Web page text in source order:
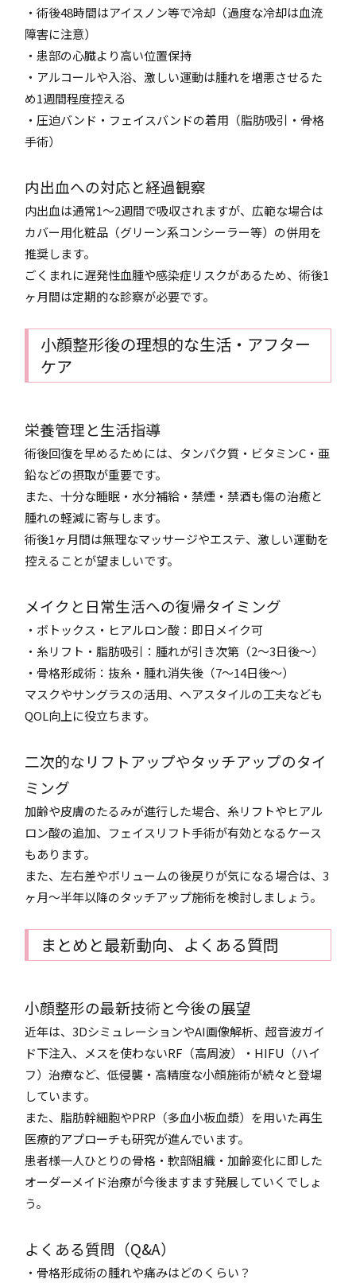
・術後48時間はアイスノン等で冷却（過度な冷却は血流
障害に注意）
・患部の心臓より高い位置保持
・アルコールや入浴、激しい運動は腫れを増悪させるた
め1週間程度控える
・圧迫バンド・フェイスバンドの着用（脂肪吸引・骨格
手術）
内出血への対応と経過観察
内出血は通常1〜2週間で吸収されますが、広範な場合は
カバー用化粧品（グリーン系コンシーラー等）の併用を
推奨します。
ごくまれに遅発性血腫や感染症リスクがあるため、術後1
ヶ月間は定期的な診察が必要です。
小顔整形後の理想的な生活・アフター
ケア
栄養管理と生活指導
術後回復を早めるためには、タンパク質・ビタミンC・亜
鉛などの摂取が重要です。
また、十分な睡眠・水分補給・禁煙・禁酒も傷の治癒と
腫れの軽減に寄与します。
術後1ヶ月間は無理なマッサージやエステ、激しい運動を
控えることが望ましいです。
メイクと日常生活への復帰タイミング
・ボトックス・ヒアルロン酸：即日メイク可
・糸リフト・脂肪吸引：腫れが引き次第（2〜3日後〜）
・骨格形成術：抜糸・腫れ消失後（7〜14日後〜）
マスクやサングラスの活用、ヘアスタイルの工夫なども
QOL向上に役立ちます。
二次的なリフトアップやタッチアップのタイ
ミング
加齢や皮膚のたるみが進行した場合、糸リフトやヒアル
ロン酸の追加、フェイスリフト手術が有効となるケース
もあります。
また、左右差やボリュームの後戻りが気になる場合は、3
ヶ月〜半年以降のタッチアップ施術を検討しましょう。
まとめと最新動向、よくある質問
小顔整形の最新技術と今後の展望
近年は、3DシミュレーションやAI画像解析、超音波ガイ
ド下注入、メスを使わないRF（高周波）・HIFU（ハイ
フ）治療など、低侵襲・高精度な小顔施術が続々と登場
しています。
また、脂肪幹細胞やPRP（多血小板血漿）を用いた再生
医療的アプローチも研究が進んでいます。
患者様一人ひとりの骨格・軟部組織・加齢変化に即した
オーダーメイド治療が今後ますます発展していくでしょ
う。
よくある質問（Q&A）
・骨格形成術の腫れや痛みはどのくらい？